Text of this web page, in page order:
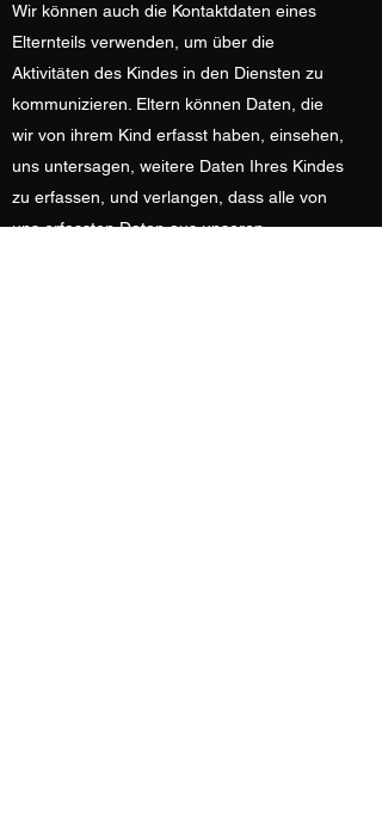
Wir können auch die Kontaktdaten eines
Elternteils verwenden, um über die
Aktivitäten des Kindes in den Diensten zu
kommunizieren. Eltern können Daten, die
wir von ihrem Kind erfasst haben, einsehen,
uns untersagen, weitere Daten Ihres Kindes
zu erfassen, und verlangen, dass alle von
uns erfassten Daten aus unseren